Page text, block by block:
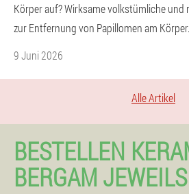
Körper auf? Wirksame volkstümliche und
zur Entfernung von Papillomen am Körper.
9 Juni 2026
Alle Artikel
BESTELLEN
BERGAM